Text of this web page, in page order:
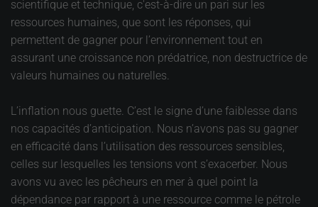
scientifique et technique, c'est-à-dire un pari sur les
ressources humaines, que sont les réponses, qui
permettent de gagner pour l’environnement tout en
assurant une croissance non prédatrice, non destructrice de
valeurs humaines ou naturelles.
L’inflation nous guette. C’est le signe d’une faiblesse dans
nos capacités d’anticipation. Nous n’avons pas su gagner
en efficacité dans l’utilisation des ressources sensibles,
celles sur lesquelles les tensions vont s’exacerber. Nous
avons vu avec les pêcheurs en mer à quel point la
dépendance par rapport à une ressource comme le pétrole